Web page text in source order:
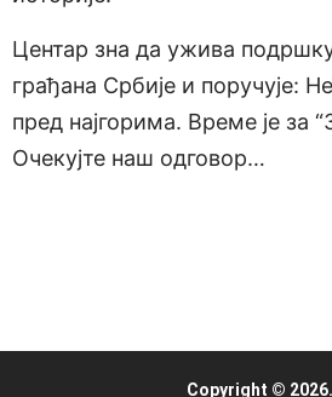
Центар зна да ужива
грађана Србије и поручује:
пред најгорима. Време је за
Очекујте наш одговор…
Copyright ©